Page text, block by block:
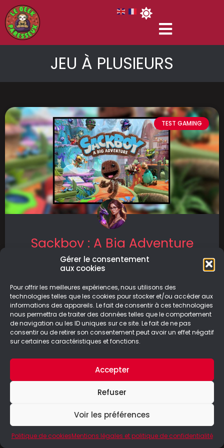
Gérer le consentement
aux cookies
Pour offrir les meilleures expériences, nous utilisons des
technologies telles que les cookies pour stocker et/ou accéder aux
informations des appareils. Le fait de consentir à ces technologies
nous permettra de traiter des données telles que le comportement
de navigation ou les ID uniques sur ce site. Le fait de ne pas
consentir ou de retirer son consentement peut avoir un effet négatif
sur certaines caractéristiques et fonctions.
Accepter
Refuser
Voir les préférences
Politique de cookiesMentions légales et politique de confidentialité
JEU À PLUSIEURS
TEST GAMING
Sackboy : A Big Adventure
Sackboy est un personnage qui provient de la
le jour en
LIRE LA SUITE
13/07/2022
© Le Geek Paresseux –Mentions légales & Politique de